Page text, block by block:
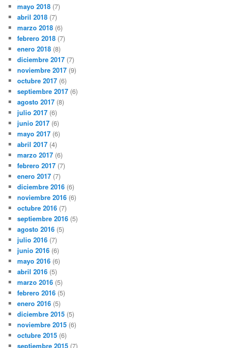
mayo 2018 (7)
abril 2018 (7)
marzo 2018 (6)
febrero 2018 (7)
enero 2018 (8)
diciembre 2017 (7)
noviembre 2017 (9)
octubre 2017 (6)
septiembre 2017 (6)
agosto 2017 (8)
julio 2017 (6)
junio 2017 (6)
mayo 2017 (6)
abril 2017 (4)
marzo 2017 (6)
febrero 2017 (7)
enero 2017 (7)
diciembre 2016 (6)
noviembre 2016 (6)
octubre 2016 (7)
septiembre 2016 (5)
agosto 2016 (5)
julio 2016 (7)
junio 2016 (6)
mayo 2016 (6)
abril 2016 (5)
marzo 2016 (5)
febrero 2016 (5)
enero 2016 (5)
diciembre 2015 (5)
noviembre 2015 (6)
octubre 2015 (6)
septiembre 2015 (7)